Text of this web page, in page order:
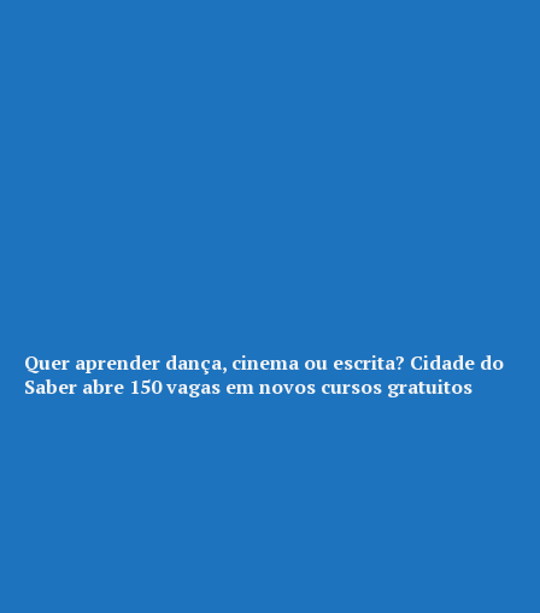
Quer aprender dança, cinema ou escrita? Cidade do
Saber abre 150 vagas em novos cursos gratuitos